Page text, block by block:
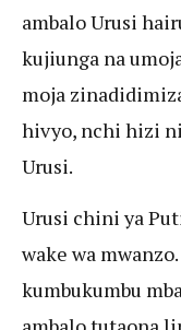
ambalo Urusi
kujiunga na
moja
hivyo, nchi hizi ni
Urusi.
Urusi chini ya
wake wa
kumbukumbu